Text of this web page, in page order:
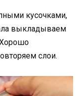
кусочками,
выкладываем
слои.